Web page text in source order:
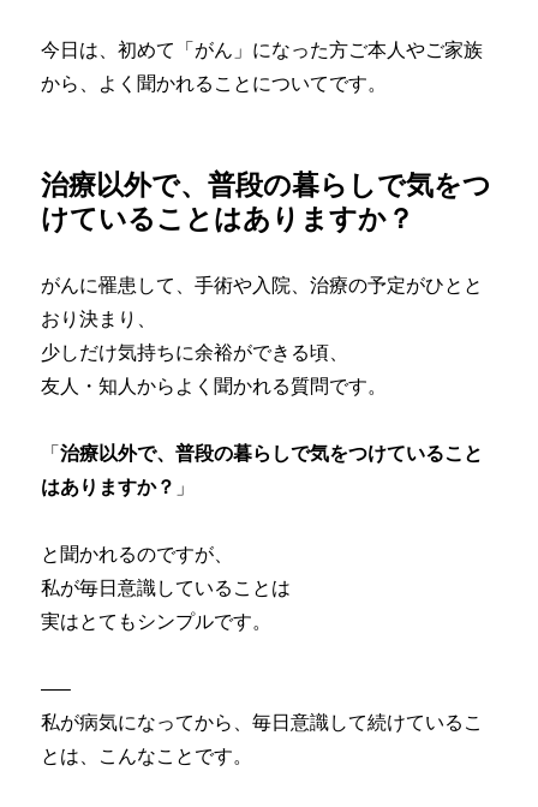
今日は、初めて「がん」になった方ご本人やご家族
から、よく聞かれることについてです。
治療以外で、普段の暮らしで気をつ
けていることはありますか？
がんに罹患して、手術や入院、治療の予定がひとと
おり決まり、
少しだけ気持ちに余裕ができる頃、
友人・知人からよく聞かれる質問です。
「治療以外で、普段の暮らしで気をつけていること
はありますか？ 」
と聞かれるのですが、
私が毎日意識していることは
実はとてもシンプルです。
—–
私が病気になってから、毎日意識して続けているこ
とは、こんなことです。